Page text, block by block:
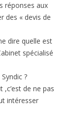
réponses aux
des « devis de
dire quelle est
spécialisé
?
,c’est de ne pas
intéresser